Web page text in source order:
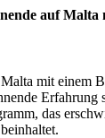
auf
mit einem
Erfahrung
das